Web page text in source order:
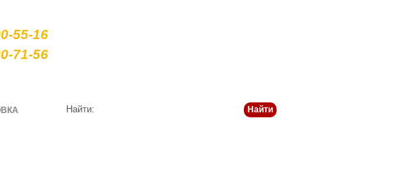
55-16
71-56
Найти: